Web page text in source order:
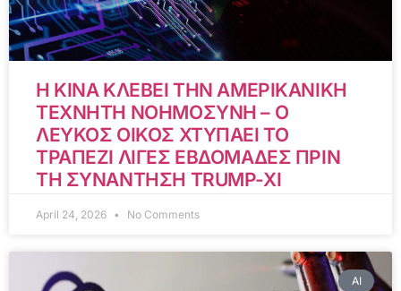
Η ΚΙΝΑ ΚΛΕΒΕΙ ΤΗΝ ΑΜΕΡΙΚΑΝΙΚΗ
ΤΕΧΝΗΤΗ ΝΟΗΜΟΣΥΝΗ – Ο
ΛΕΥΚΟΣ ΟΙΚΟΣ ΧΤΥΠΑΕΙ ΤΟ
ΤΡΑΠΕΖΙ ΛΙΓΕΣ ΕΒΔΟΜΑΔΕΣ ΠΡΙΝ
ΤΗ ΣΥΝΑΝΤΗΣΗ TRUMP-XI
April 24, 2026 No Comments
AI